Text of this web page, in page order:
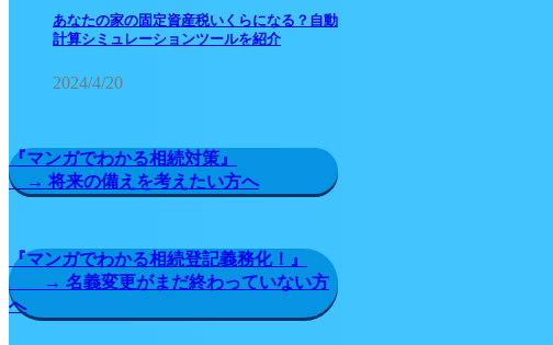
あなたの家の固定資産税いくらになる？自動
計算シミュレーションツールを紹介
2024/4/20
『マンガでわかる相続対策』
→ 将来の備えを考えたい方へ
『マンガでわかる相続登記義務化！』
→ 名義変更がまだ終わっていない方
へ